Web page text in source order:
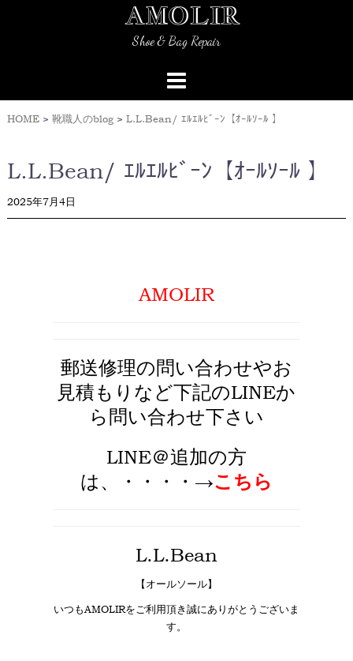
AMOLIR
Shoe & Bag Repair
HOME> 靴職人のblog> L.L.Bean/ ｴﾙｴﾙﾋﾞｰﾝ【ｵｰﾙｿｰﾙ 】
L.L.Bean/ ｴﾙｴﾙﾋﾞｰﾝ【ｵｰﾙｿｰﾙ 】
2025年7月4日
AMOLIR
郵送修理の問い合わせやお
見積もりなど下記のLINEか
ら問い合わせ下さい
LINE＠追加の方
は、・・・・→こちら
L.L.Bean
【オールソール】
いつもAMOLIRをご利用頂き誠にありがとうございま
す。